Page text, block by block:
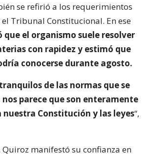
se refirió a los requerimientos
Tribunal Constitucional. En ese
que el organismo suele resolver
con rapidez y estimó que
conocerse durante agosto.
de las normas que se
parece que son enteramente
nuestra Constitución y las leyes“,
Quiroz manifestó su confianza en